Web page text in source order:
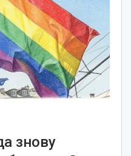
знову